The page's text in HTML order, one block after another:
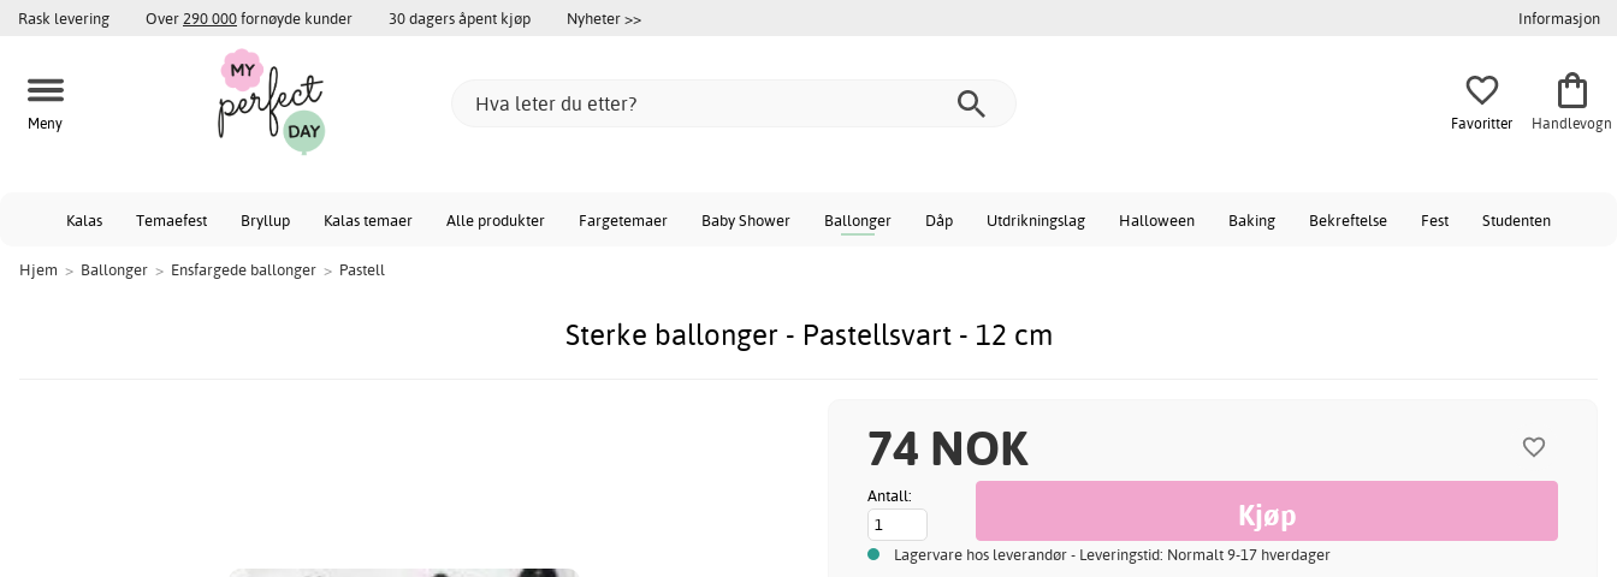
Rask levering Over 290 000fornøyde kunder 30 dagers åpent kjøp Nyheter >> Informasjon
Meny Favoritter Handlevogn
Kalas Temaefest Bryllup Kalas temaer Alle produkter Fargetemaer Baby Shower Ballonger Dåp Utdrikningslag Halloween Baking Bekreftelse Fest Studenten
Hjem > Ballonger > Ensfargede ballonger > Pastell
Sterke ballonger - Pastellsvart - 12 cm
74 NOK
Antall:
Lagervare hos leverandør - Leveringstid: Normalt 9-17 hverdager